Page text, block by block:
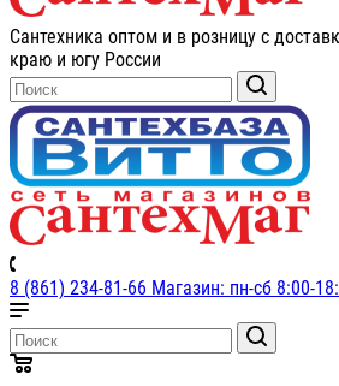
Сантехника оптом и в розницу с
краю и югу России
8 (861) 234-81-66 Магазин: пн-сб 8:00-